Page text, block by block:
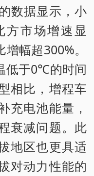
数据显示，小
方市场增速显
幅超300%。
低于0℃的时间
相比，增程车
充电池能量，
衰减问题。此
地区也更具适
对动力性能的